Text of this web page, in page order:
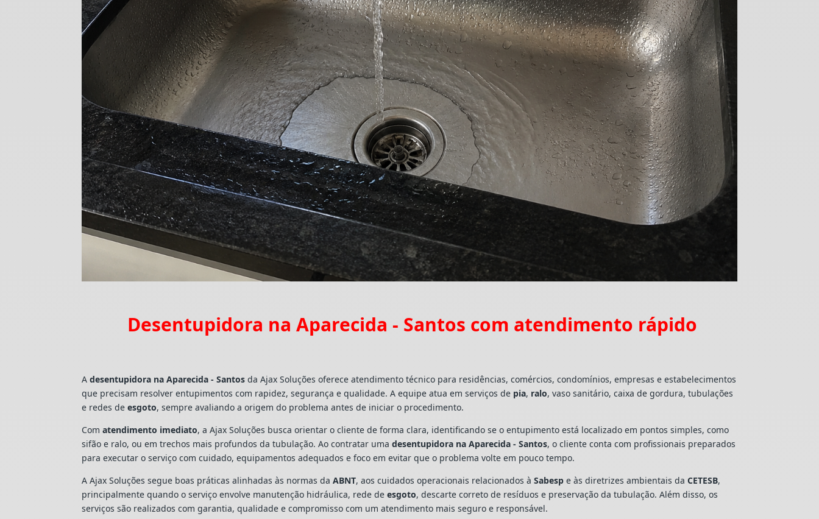
Desentupidora na Aparecida - Santos com atendimento rápido
Adesentupidora na Aparecida - Santos da Ajax Soluções oferece atendimento técnico para residências, comércios, condomínios, empresas e estabelecimentos
que precisam resolver entupimentos com rapidez, segurança e qualidade. A equipe atua em serviços de pia, ralo, vaso sanitário, caixa de gordura, tubulações
e redes deesgoto, sempre avaliando a origem do problema antes de iniciar o procedimento.
Comatendimento imediato, a Ajax Soluções busca orientar o cliente de forma clara, identificando se o entupimento está localizado em pontos simples, como
sifão e ralo, ou em trechos mais profundos da tubulação. Ao contratar umadesentupidora na Aparecida - Santos, o cliente conta com profissionais preparados
para executar o serviço com cuidado, equipamentos adequados e foco em evitar que o problema volte em pouco tempo.
A Ajax Soluções segue boas práticas alinhadas às normas daABNT, aos cuidados operacionais relacionados àSabesp e às diretrizes ambientais daCETESB,
principalmente quando o serviço envolve manutenção hidráulica, rede deesgoto, descarte correto de resíduos e preservação da tubulação. Além disso, os
serviços são realizados com garantia, qualidade e compromisso com um atendimento mais seguro e responsável.